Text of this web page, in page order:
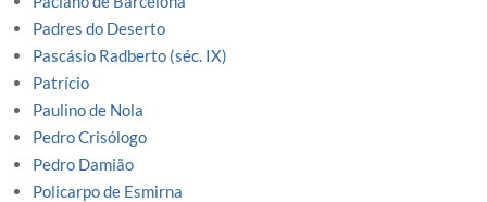
Padres do Deserto
Pascásio Radberto (séc. IX)
Patrício
Paulino de Nola
Pedro Crisólogo
Pedro Damião
Policarpo de Esmirna